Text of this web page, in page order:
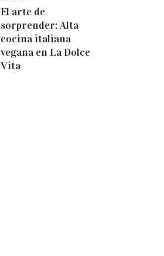
El arte de
sorprender: Alta
cocina italiana
vegana en La Dolce
Vita